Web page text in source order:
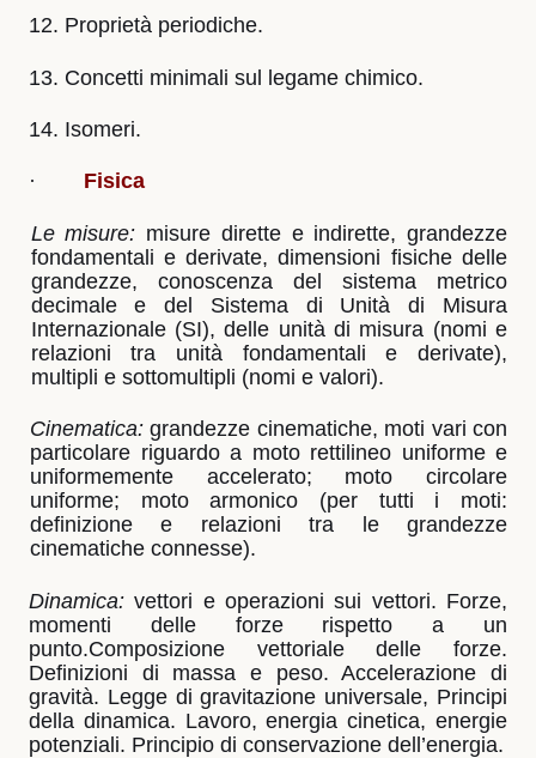
12. Proprietà periodiche.
13. Concetti minimali sul legame chimico.
14. Isomeri.
· Fisica
Le misure: misure dirette e indirette, grandezze
fondamentali e derivate, dimensioni fisichedelle
grandezze, conoscenza del sistema metrico
decimale e del Sistema di Unità di Misura
Internazionale (SI), delle unità di misura (nomi e
relazioni tra unità fondamentali e derivate),
multipli e sottomultipli (nomi e valori).
Cinematica:grandezze cinematiche, moti vari con
particolare riguardo a moto rettilineo uniforme e
uniformemente accelerato; moto circolare
uniforme; moto armonico (per tutti i moti:
definizione e relazioni tra le grandezze
cinematiche connesse).
Dinamica: vettori e operazioni sui vettori. Forze,
momenti delle forze rispetto a un
punto.Composizione vettoriale delle forze.
Definizioni di massa e peso. Accelerazione di
gravità. Legge di gravitazione universale, Principi
della dinamica. Lavoro, energia cinetica, energie
potenziali. Principio di conservazione dell’energia.